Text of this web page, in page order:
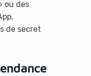
ou des
de secret